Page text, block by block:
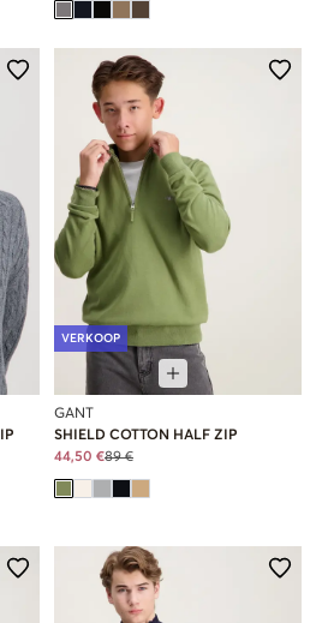
VERKOOP
GANT
SHIELD COTTON HALF ZIP
44,50 €89 €